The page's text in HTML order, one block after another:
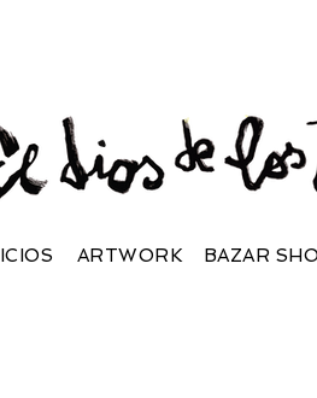
ARTWORK BAZAR